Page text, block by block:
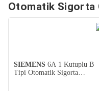
Otomatik Sigorta
SIEMENS 6A 1 Kutuplu B
Tipi Otomatik Sigorta